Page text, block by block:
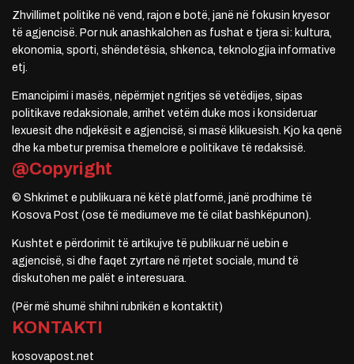
Zhvillimet politike në vend, rajon e botë, janë në fokusin kryesor
të agjencisë. Por nuk anashkalohen as fushat e tjera si: kultura,
ekonomia, sporti, shëndetësia, shkenca, teknologjia informative
etj.
Emancipimi i masës, nëpërmjet ngritjes së vetëdijes, sipas
politikave redaksionale, arrihet vetëm duke mos i konsideruar
lexuesit dhe ndjekësit e agjencisë, si masë klikuesish. Kjo ka qenë
dhe ka mbetur premisa themelore e politikave të redaksisë.
@Copyright
© Shkrimet e publikuara në këtë platformë, janë prodhime të
Kosova Post (ose të mediumeve me të cilat bashkëpunon).
Kushtet e përdorimit të artikujve të publikuar në uebin e
agjencisë, si dhe faqet zyrtare në rrjetet sociale, mund të
diskutohen me palët e interesuara.
(Për më shumë shihni rubrikën e kontaktit)
KONTAKTI
kosovapost.net